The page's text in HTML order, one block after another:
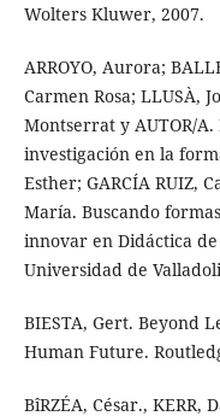
Wolters Kluwer, 2007.
ARROYO, Aurora;
Carmen Rosa; LLUSÀ,
Montserrat y AUTOR/
investigación en la
Esther; GARCÍA RUIZ,
María. Buscando
innovar en Didáctica de
Universidad de
BIESTA, Gert. Beyond
Human Future.
BîRZÉA, César., KERR,